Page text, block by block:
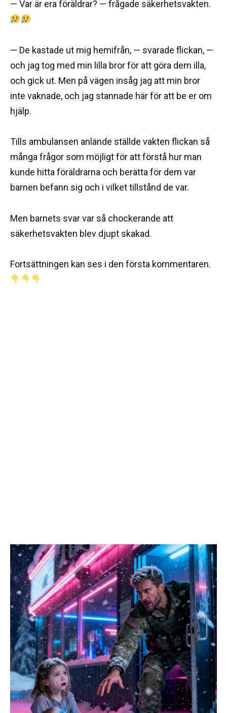
— Var är era föräldrar? — frågade säkerhetsvakten.
— De kastade ut mig hemifrån, — svarade flickan, —
och jag tog med min lilla bror för att göra dem illa,
och gick ut. Men på vägen insåg jag att min bror
inte vaknade, och jag stannade här för att be er om
hjälp.
Tills ambulansen anlände ställde vakten flickan så
många frågor som möjligt för att förstå hur man
kunde hitta föräldrarna och berätta för dem var
barnen befann sig och i vilket tillstånd de var.
Men barnets svar var så chockerande att
säkerhetsvakten blev djupt skakad.
Fortsättningen kan ses i den första kommentaren.